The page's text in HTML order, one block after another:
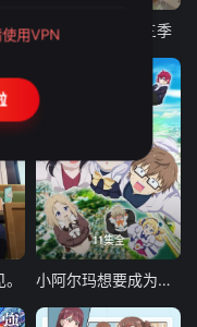
致不灭的你 第三季
11集全
小阿尔玛想要成为家人
用VPN